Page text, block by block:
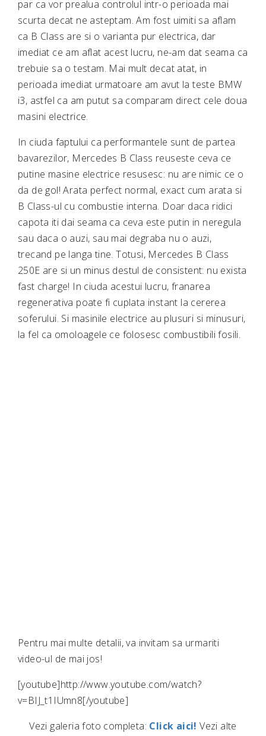
par ca vor prealua controlul intr-o perioada mai
scurta decat ne asteptam. Am fost uimiti sa aflam
ca B Class are si o varianta pur electrica, dar
imediat ce am aflat acest lucru, ne-am dat seama ca
trebuie sa o testam. Mai mult decat atat, in
perioada imediat urmatoare am avut la teste BMW
i3, astfel ca am putut sa comparam direct cele doua
masini electrice.
In ciuda faptului ca performantele sunt de partea
bavarezilor, Mercedes B Class reuseste ceva ce
putine masine electrice resusesc: nu are nimic ce o
da de gol! Arata perfect normal, exact cum arata si
B Class-ul cu combustie interna. Doar daca ridici
capota iti dai seama ca ceva este putin in neregula
sau daca o auzi, sau mai degraba nu o auzi,
trecand pe langa tine. Totusi, Mercedes B Class
250E are si un minus destul de consistent: nu exista
fast charge! In ciuda acestui lucru, franarea
regenerativa poate fi cuplata instant la cererea
soferului. Si masinile electrice au plusuri si minusuri,
la fel ca omoloagele ce folosesc combustibili fosili.
Pentru mai multe detalii, va invitam sa urmariti
video-ul de mai jos!
[youtube]http://www.youtube.com/watch?
v=BIJ_t1IUmn8[/youtube]
Vezi galeria foto completa: Click aici! Vezi alte